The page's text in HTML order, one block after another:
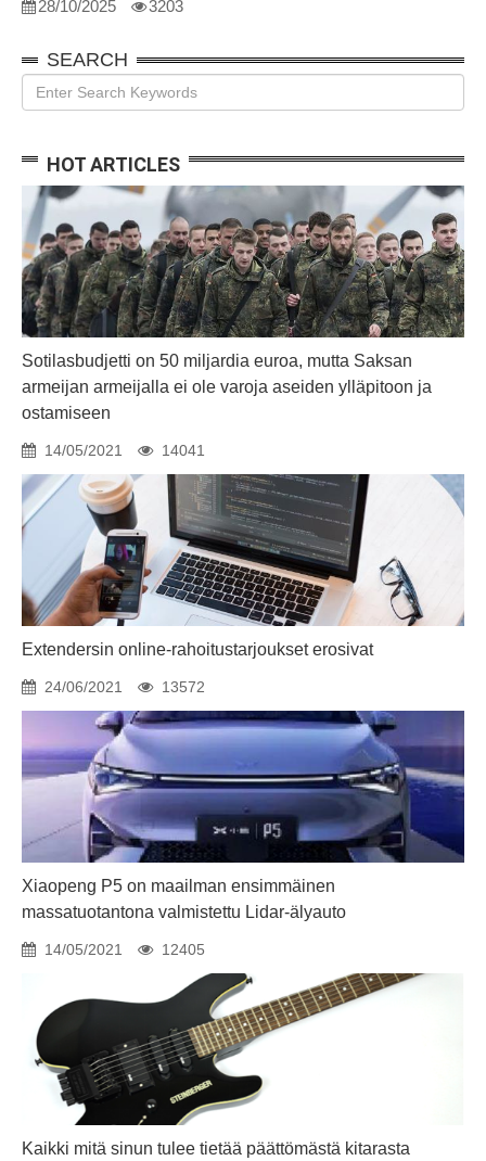
28/10/2025 3203
SEARCH
HOT ARTICLES
Sotilasbudjetti on 50 miljardia euroa, mutta Saksan
armeijan armeijalla ei ole varoja aseiden ylläpitoon ja
ostamiseen
14/05/2021 14041
Extendersin online-rahoitustarjoukset erosivat
24/06/2021 13572
Xiaopeng P5 on maailman ensimmäinen
massatuotantona valmistettu Lidar-älyauto
14/05/2021 12405
Kaikki mitä sinun tulee tietää päättömästä kitarasta